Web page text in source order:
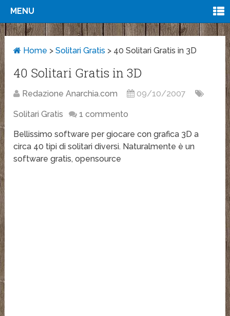
MENU
Home >Solitari Gratis > 40 Solitari Gratis in 3D
40 Solitari Gratis in 3D
Redazione Anarchia.com 09/10/2007
Solitari Gratis 1 commento
Bellissimo software per giocare con grafica 3D a
circa 40 tipi di solitari diversi. Naturalmente è un
software gratis, opensource